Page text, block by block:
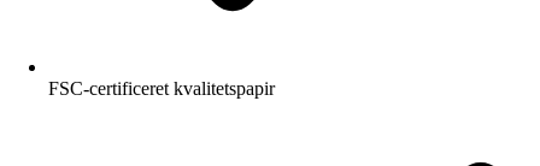
FSC-certificeret kvalitetspapir